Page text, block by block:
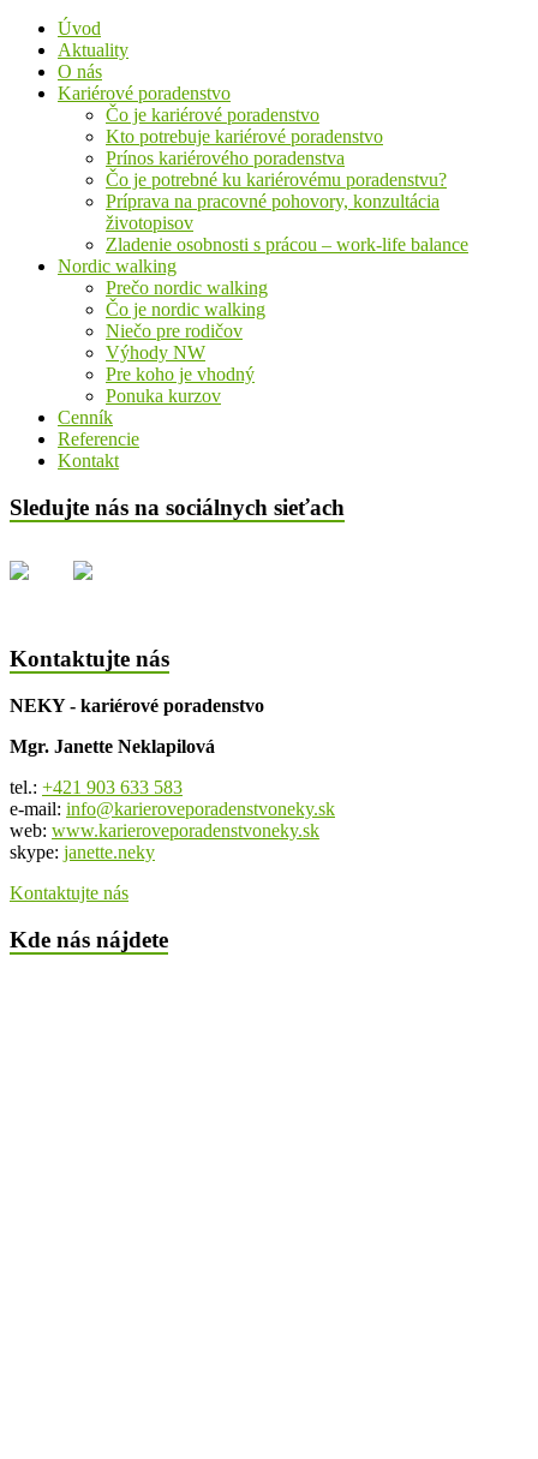
Úvod
Aktuality
O nás
Kariérové poradenstvo
Čo je kariérové poradenstvo
Kto potrebuje kariérové poradenstvo
Prínos kariérového poradenstva
Čo je potrebné ku kariérovému poradenstvu?
Príprava na pracovné pohovory, konzultácia
životopisov
Zladenie osobnosti s prácou – work-life balance
Nordic walking
Prečo nordic walking
Čo je nordic walking
Niečo pre rodičov
Výhody NW
Pre koho je vhodný
Ponuka kurzov
Cenník
Referencie
Kontakt
Sledujte nás na sociálnych sieťach
Kontaktujte nás
NEKY - kariérové poradenstvo
Mgr. Janette Neklapilová
tel.: +421 903 633 583
e-mail: info@karieroveporadenstvoneky.sk
web: www.karieroveporadenstvoneky.sk
skype: janette.neky
Kontaktujte nás
Kde nás nájdete